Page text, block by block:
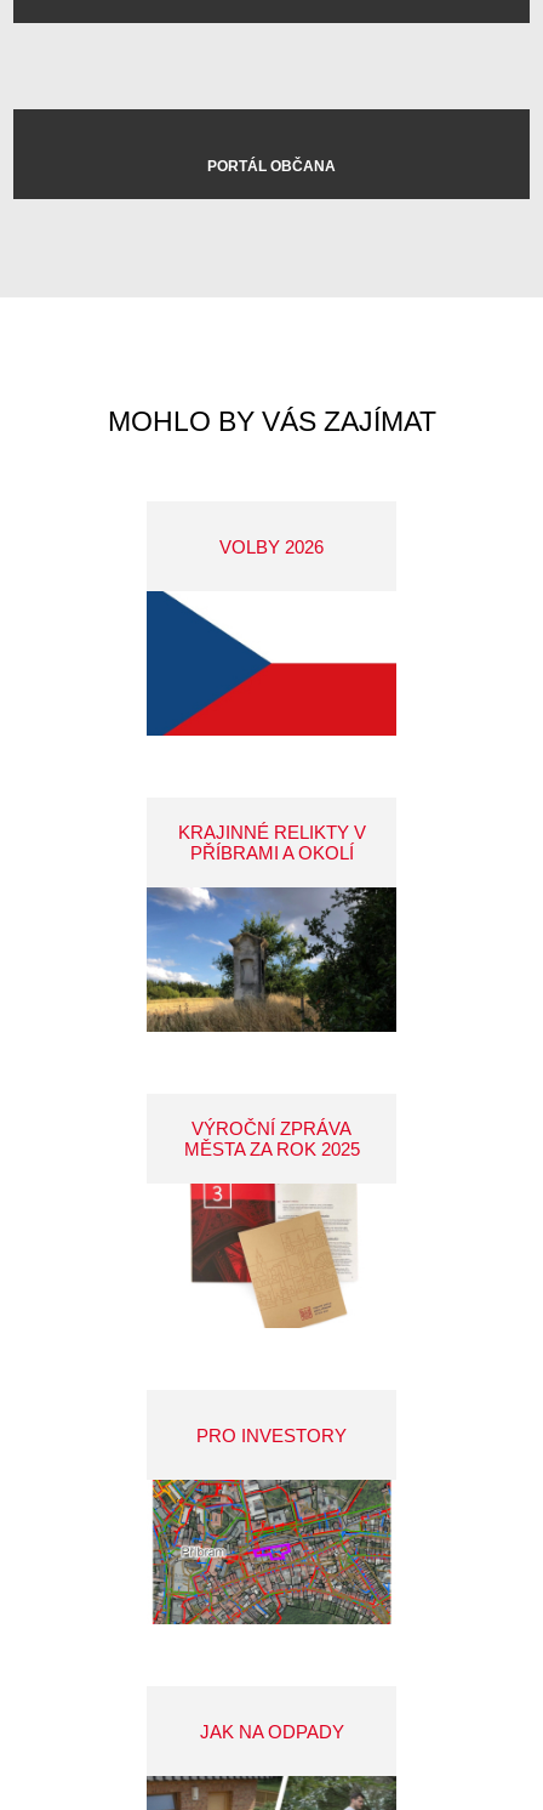
PORTÁL OBČANA
MOHLO BY VÁS ZAJÍMAT
VOLBY 2026
KRAJINNÉ RELIKTY V
PŘÍBRAMI A OKOLÍ
VÝROČNÍ ZPRÁVA
MĚSTA ZA ROK 2025
PRO INVESTORY
JAK NA ODPADY